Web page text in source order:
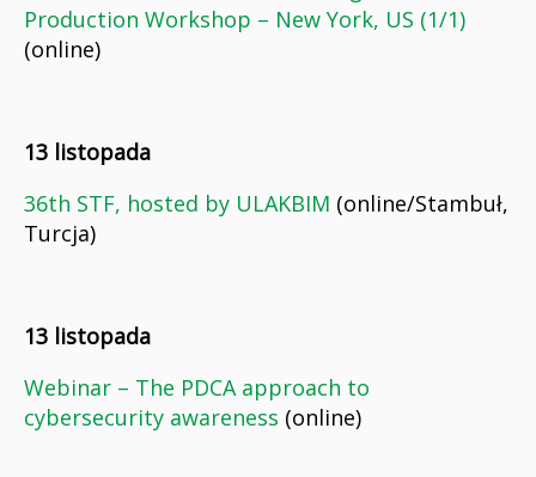
Production Workshop – New York, US (1/1)
(online)
13 listopada
36th STF, hosted by ULAKBIM (online/Stambuł,
Turcja)
13 listopada
Webinar – The PDCA approach to
cybersecurity awareness (online)